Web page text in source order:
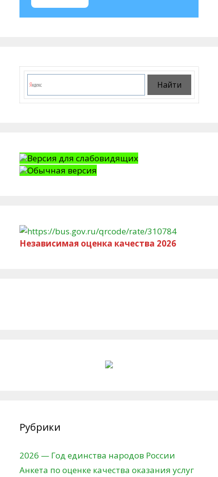
Версия для слабовидящих
Обычная версия
Независимая оценка качества 2026
Рубрики
2026 — Год единства народов России
Анкета по оценке качества оказания услуг